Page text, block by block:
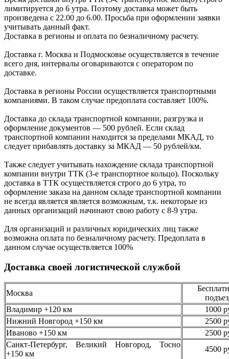
лимитируется до 6 утра. Поэтому доставка может быть
произведена с 22.00 до 6.00. Просьба при оформлении заявки
учитывать данный факт.
Доставка в регионы и оплата по безналичному расчету.
Доставка г. Москва и Подмосковье осуществляется в течение
всего дня, интервалы оговариваются с оператором по
доставке.
Доcтавка в регионы России осуществляется транспортными
компаниями. В таком случае предоплата составляет 100%.
Доставка до склада транспортной компании, разгрузка и
оформление документов — 500 рублей. Если склад
транспортной компании находится за пределами МКАД, то
следует прибавлять доставку за МКАД — 50 рублей/км.
Также следует учитывать нахождение склада транспортной
компании внутри ТТК (3-е транспортное кольцо). Поскольку
доставка в ТТК осуществляется строго до 6 утра, то
оформление заказа на данном складе транспортной компании
не всегда является является возможным, т.к. некоторые из
данных организаций начинают свою работу с 8-9 утра.
Для организаций и различных юридических лиц также
возможна оплата по безналичному расчету. Предоплата в
данном случае осуществляется 100%
Доставка своей логистической службой
Москва
Владимир +120 км
1000
Нижний Новгород +150 км
2500
Иваново +150 км
2500
Санкт-Петербург, Великий Новгород, Тосно
+150 км
4500